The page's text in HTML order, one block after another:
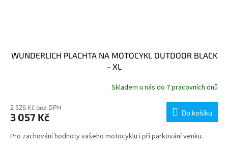
WUNDERLICH PLACHTA NA MOTOCYKL OUTDOOR BLACK
- XL
Skladem u nás do 7 pracovních dnů
2 526 Kč bez DPH
3 057 Kč Do košíku
Pro zachování hodnoty vašeho motocyklu i při parkování venku.